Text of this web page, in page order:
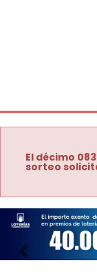
El décimo
sorteo
Imagen